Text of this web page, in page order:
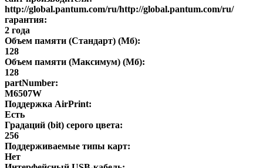
http://global.pantum.com/ru/http://global.pantum.com/ru/
гарантия:
2 года
Объем памяти (Стандарт) (Мб):
128
Объем памяти (Максимум) (Мб):
128
partNumber:
M6507W
Поддержка AirPrint:
Есть
Градаций (bit) серого цвета:
256
Поддерживаемые типы карт:
Нет